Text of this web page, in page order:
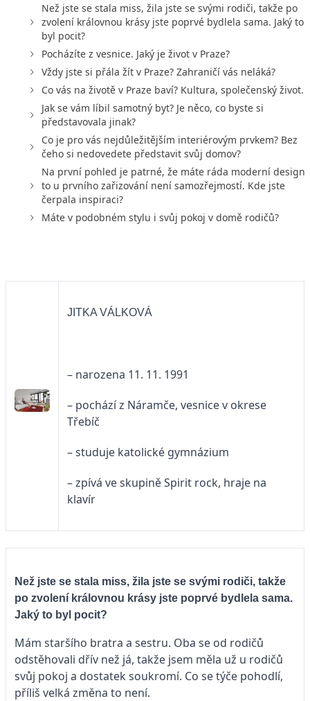
Než jste se stala miss, žila jste se svými rodiči, takže po
zvolení královnou krásy jste poprvé bydlela sama. Jaký to
byl pocit?
Pocházíte z vesnice. Jaký je život v Praze?
Vždy jste si přála žít v Praze? Zahraničí vás neláká?
Co vás na životě v Praze baví? Kultura, společenský
Jak se vám líbil samotný byt? Je něco, co byste si
představovala jinak?
Co je pro vás nejdůležitějším interiérovým prvkem? Bez
čeho si nedovedete představit svůj domov?
Na první pohled je patrné, že máte ráda moderní design,
to u prvního zařizování není samozřejmostí. Kde jste
čerpala inspiraci?
Máte v podobném stylu i svůj pokoj v domě rodičů?
JITKA VÁLKOVÁ
– narozena 11. 11. 1991
– pochází z Náramče, vesnice v okrese
Třebíč
– studuje katolické gymnázium
– zpívá ve skupině Spirit rock, hraje na
klavír
Než jste se stala miss, žila jste se svými rodiči, takže
po zvolení královnou krásy jste poprvé bydlela sama.
Jaký to byl pocit?
Mám staršího bratra a sestru. Oba se od rodičů
odstěhovali dřív než já, takže jsem měla už u rodičů
svůj pokoj a dostatek soukromí. Co se týče pohodlí,
příliš velká změna to není.